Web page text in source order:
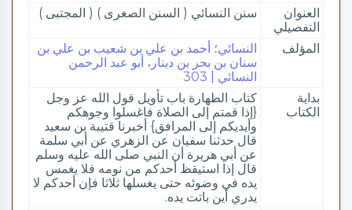
العنوان
التفصيلي
سنن النسائي ( السنن الصغرى ) ( المجتبى )
المؤلف
النسائي؛ أحمد بن علي بن شعيب بن علي بن
سنان بن بحر بن دينار، أبو عبد الرحمن
النسائي | 303
بداية
الكتاب
كتاب الطهارة باب تأويل قول الله عز وجل
{إذا قمتم إلى الصلاة فاغسلوا وجوهكم
وأيديكم إلى المرافق} أخبرنا قتيبة بن سعيد
قال حدثنا سفيان عن الزهري عن أبي سلمة
عن أبي هريرة أن النبي صلى الله عليه وسلم
قال إذا استيقظ أحدكم من نومه فلا يغمس
يده في وضوئه حتى يغسلها ثلاثا فإن أحدكم لا
يدري أين باتت يده.